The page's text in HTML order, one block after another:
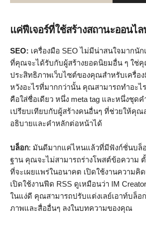
แค่ฟีเจอร์ที่ใช้สร้างสถานะออนไล
SEO: เครื่องมือ SEO ไม่มีน่าสนใจมากนัก
ที่คุณจะได้รับกับผู้สร้างยอดนิยมอื่น ๆ ใช่คุ
ประสิทธิภาพเว็บไซต์ของคุณสำหรับเครื่อ
หวังอะไรที่มากกว่านั้น คุณสามารถทำอะ
คือใส่ชื่อเดียว หนึ่ง meta tag และหนึ่งชุด
เปรียบเทียบกับผู้สร้างคนอื่นๆ ที่ช่วยให้คุณ
อธิบายและคำหลักต่อหน้าได้
บล็อก: มันดีมากแค่ไหนแล้วที่มีฟังก์ชั่นบล็
ฐาน คุณจะไม่สามารถร่างโพสต์ข้อความ
ที่จะเผยแพร่ในอนาคต เปิดใช้งานความคิ
เปิดใช้งานฟีด RSS ดูเหมือนว่า IM
ในแง่ดี คุณสามารถปรับแต่งเลย์เอาท์บล็อ
ภาพและสื่ออื่นๆ ลงในบทความของคุณ